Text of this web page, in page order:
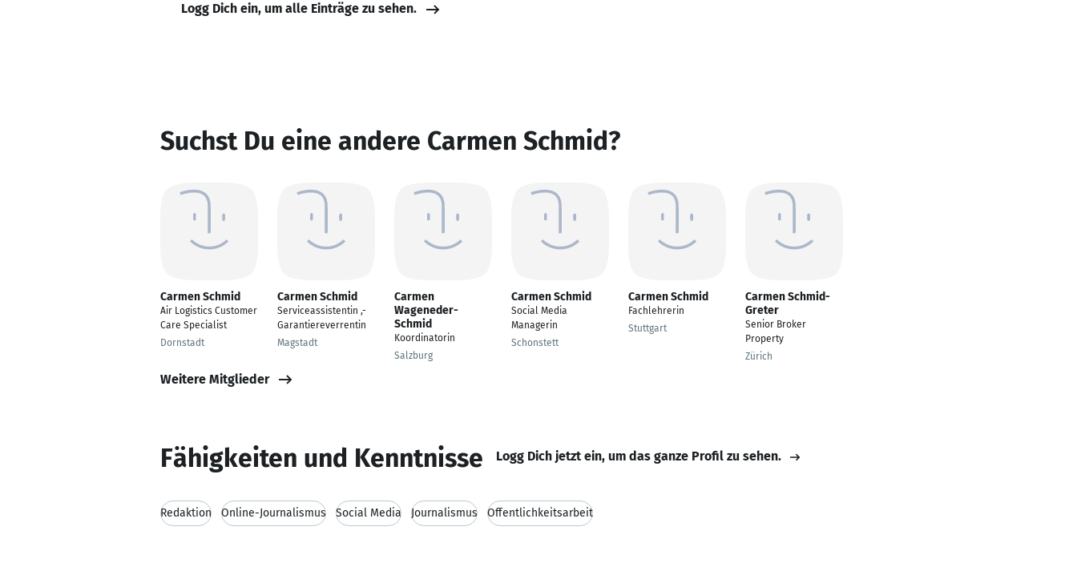
Logg Dich ein, um alle Einträge zu sehen.
Suchst Du eine andere Carmen Schmid?
Carmen Schmid
Air Logistics Customer
Care Specialist
Dornstadt
Carmen Schmid
Serviceassistentin ,-
Garantiereverrentin
Magstadt
Carmen
Wageneder-
Schmid
Koordinatorin
Salzburg
Carmen Schmid
Social Media
Managerin
Schonstett
Carmen Schmid
Fachlehrerin
Stuttgart
Carmen Schmid-
Greter
Senior Broker
Property
Zürich
Weitere Mitglieder
Fähigkeiten und Kenntnisse Logg Dich jetzt ein, um das ganze Profil zu sehen.
Redaktion Online-Journalismus Social Media Journalismus Öffentlichkeitsarbeit